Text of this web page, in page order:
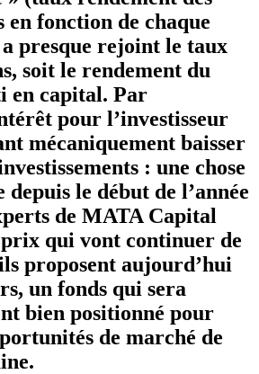
fonction de chaque
a presque rejoint le taux
soit le rendement du
en capital. Par
pour l’investisseur
mécaniquement baisser
: une chose
le début de l’année
de MATA Capital
prix qui vont continuer de
proposent aujourd’hui
un fonds qui sera
bien positionné pour
de marché de